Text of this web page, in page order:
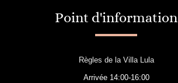
Point d'information
Règles de la Villa Lula
Arrivée 14:00-16:00